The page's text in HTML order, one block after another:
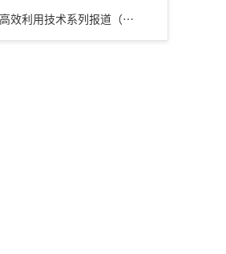
术系列报道（四） 广畑厂灰石材生产利用技术的开发